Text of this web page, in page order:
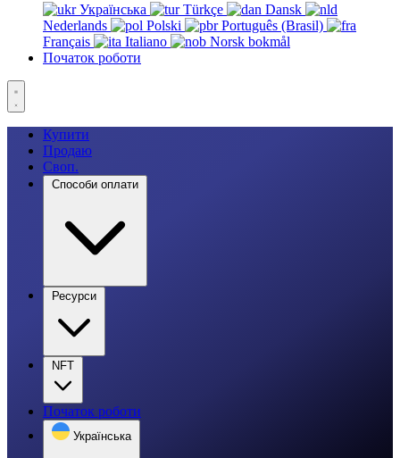
Українська
Türkçe
Dansk
Nederlands
Polski
Português (Brasil)
Français
Italiano
Norsk bokmål
Початок роботи
Купити
Продаю
Своп.
Способи оплати
Ресурси
NFT
Початок роботи
Українська